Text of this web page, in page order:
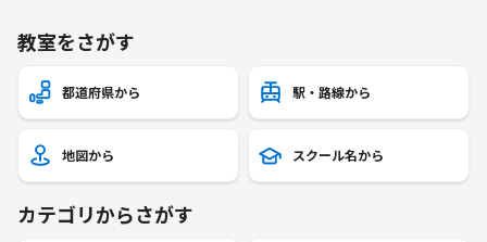
教室をさがす
都道府県から 駅・路線から
地図から スクール名から
カテゴリからさがす